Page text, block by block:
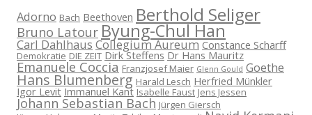
Adorno Bach Beethoven Berthold Seliger
Bruno Latour Byung-Chul Han
Carl Dahlhaus Collegium Aureum Constance Scharff
Demokratie DIE ZEIT Dirk Steffens Dr Hans Mauritz
Emanuele Coccia Franzjosef Maier Glenn Gould Goethe
Hans Blumenberg Harald Lesch Herfried Münkler
Igor Levit Immanuel Kant Isabelle Faust Jens Jessen
Johann Sebastian Bach Jürgen Giersch